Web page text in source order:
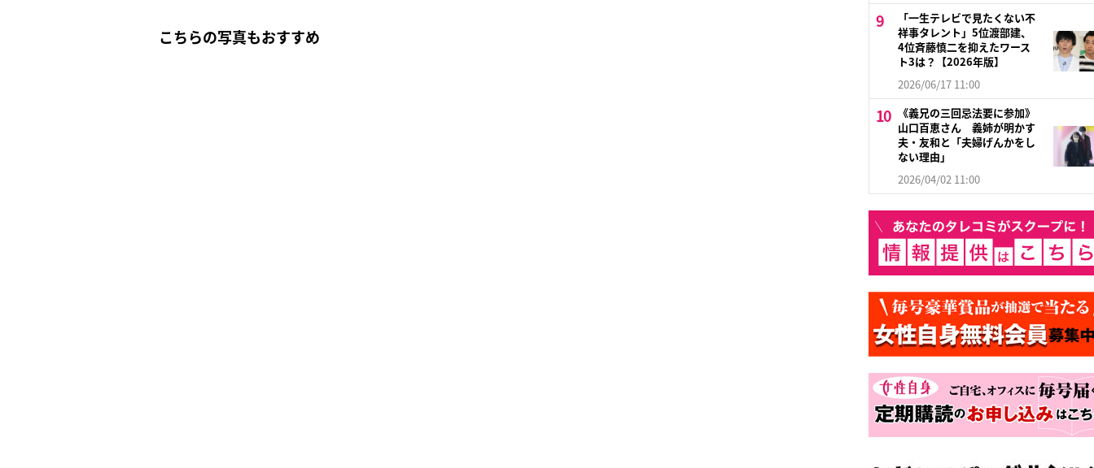
こちらの写真もおすすめ
「一生テレビで見たくない不
祥事タレント」5位渡部建、
4位斉藤慎二を抑えたワース
ト3は？【2026年版】
2026/06/17 11:00
《義兄の三回忌法要に参加》
山口百恵さん 義姉が明かす
夫・友和と「夫婦げんかをし
ない理由」
2026/04/02 11:00